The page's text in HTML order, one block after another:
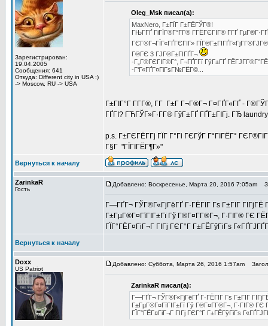
Зарегистрирован:
19.04.2005
Сообщения: 641
Откуда: Different city in USA :)
-> Moscow, RU -> USA
Oleg_Msk писал(а):
MaxNero, Г±ГЇГ Г±ГЁГЎГ®!
ГЊГ­ГҐ ГіГЇГ®Г°Г­Г® Г­ГЁГЄГІГ® Г­ГҐ
ГЄГ®Г¬ГЇГ«ГҐГЄГІГ»
Г®ГЄ 3 ГЈГ®Г±ГІГҐГ¬
-Г„Г®ГЄГІГ®Г°, Г¬ГҐГ­Гї ГўГ±ГҐ
-Г‘Г«ГҐГ¤ГіГѕГ№ГЁГ©...
Г±ГІГ°Г Г­Г­Г®, Г­Г Г±Г Г¬Г®Г¬ Г¤ГҐГ«ГҐ -
ГҐГІ? ГЋГЎГ»Г·Г­Г® ГўГ±ГҐ ГҐГ±ГІГј. ГЂ
p.s. Г±ГЄГЁГ­Гј ГЇГ Г°Гі ГЄГўГ Г°ГІГЁГ°
Г§Г "ГЇГІГЁГ¶Г»"
Вернуться к началу
ZarinkaR
Гость
Добавлено: Воскресенье, Марта 20, 2016 7:05am
Г—ГҐГ¬ ГЎГ®Г«ГјГёГҐ Г·ГЁГІГ Гѕ Г±ГІГ ГІГјГЁ
Г±ГµГ®Г¤ГїГІГ±Гї Гў Г®Г¤Г­Г®Г¬, Г·ГІГ® ГЄ
ГЇГ°ГЁГ¤ГіГ¬Г ГІГј ГЄГ°Г Г±ГЁГўГіГѕ
Вернуться к началу
Doxx
US Patriot
Добавлено: Суббота, Марта 26, 2016 1:57am
ZarinkaR писал(а):
Г—ГҐГ¬ ГЎГ®Г«ГјГёГҐ Г·ГЁГІГ Гѕ Г±ГІГ
Г±ГµГ®Г¤ГїГІГ±Гї Гў Г®Г¤Г­Г®Г¬, Г·ГІГ® ГЄ
ГЇГ°ГЁГ¤ГіГ¬Г ГІГј ГЄГ°Г Г±ГЁГўГіГѕ